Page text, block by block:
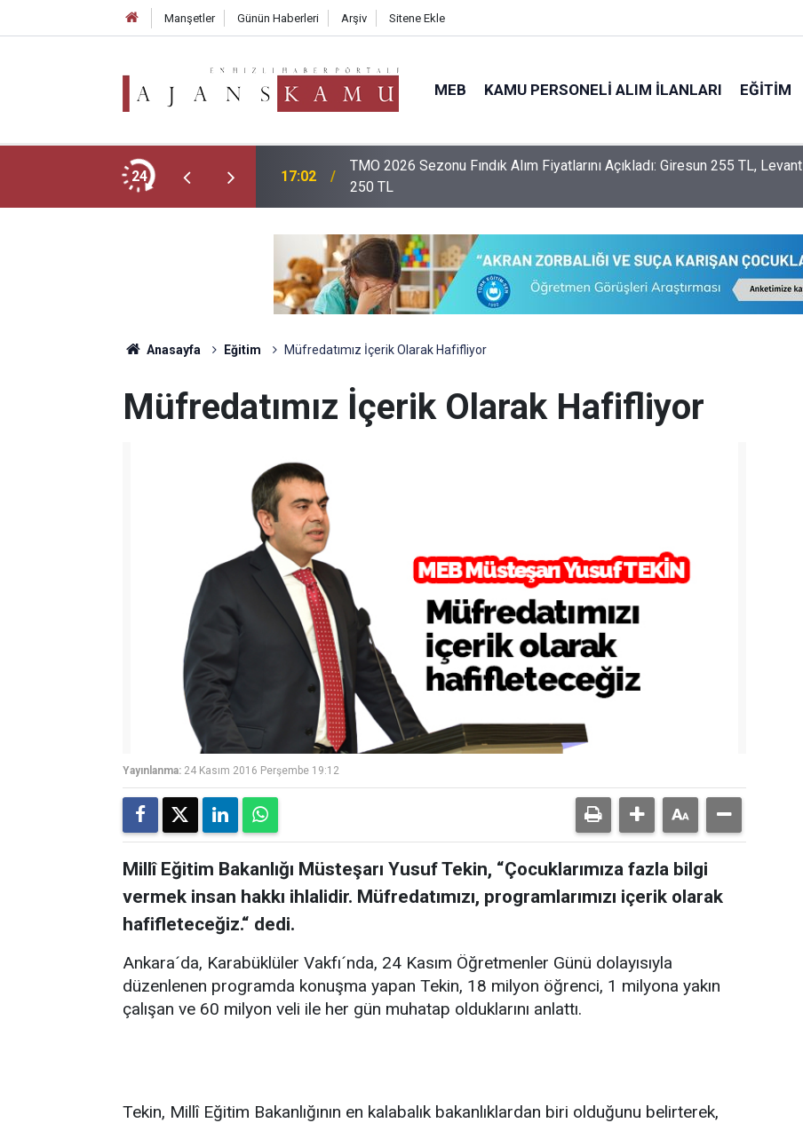
Manşetler Günün Haberleri Arşiv Sitene Ekle
MEB KAMU PERSONELI ALIM İLANLARI EĞITIM
24
Başvurusu Nasıl Yapılır? 17:02
TMO 2026 Sezonu Fındık Alım Fiyatlarını Açıkladı: Giresun 255 TL, Levant
250 TL
Anasayfa Eğitim Müfredatımız İçerik Olarak Hafifliyor
Müfredatımız İçerik Olarak Hafifliyor
Yayınlanma: 24 Kasım 2016 Perşembe 19:12
Millî Eğitim Bakanlığı Müsteşarı Yusuf Tekin, “Çocuklarımıza fazla bilgi
vermek insan hakkı ihlalidir. Müfredatımızı, programlarımızı içerik olarak
hafifleteceğiz.“ dedi.
Ankara´da, Karabüklüler Vakfı´nda, 24 Kasım Öğretmenler Günü dolayısıyla
düzenlenen programda konuşma yapan Tekin, 18 milyon öğrenci, 1 milyona yakın
çalışan ve 60 milyon veli ile her gün muhatap olduklarını anlattı.
Tekin, Millî Eğitim Bakanlığının en kalabalık bakanlıklardan biri olduğunu belirterek,